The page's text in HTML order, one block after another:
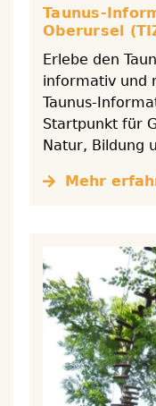
Taunus-
Oberursel
Erlebe den
informativ und
Taunus-
Startpunkt für
Natur, Bildung
Mehr